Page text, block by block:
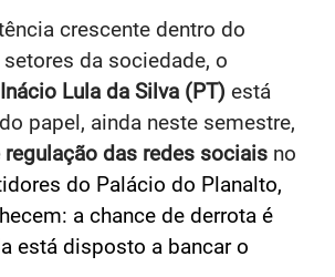
crescente dentro do
da sociedade, o
Lula da Silva (PT) está
papel, ainda neste semestre,
regulação das redes sociais no
do Palácio do Planalto,
a chance de derrota é
está disposto a bancar o